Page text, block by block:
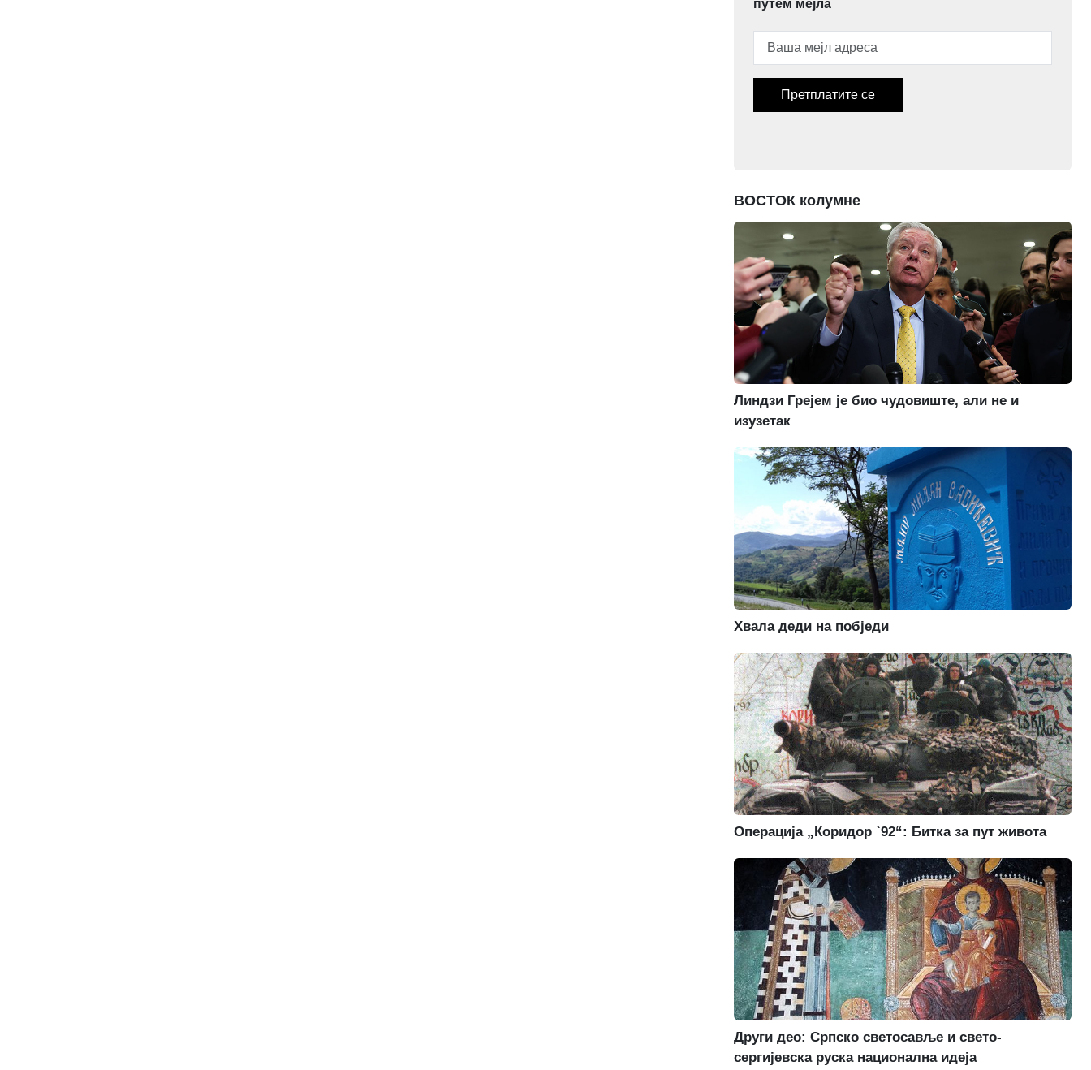
путем мејла
Претплатите се
ВОСТОК колумне
Линдзи Грејем је био чудовиште, али не и
изузетак
Хвала деди на побједи
Операција „Коридор `92“: Битка за пут живота
Други део: Српско светосавље и свето-
сергијевска руска национална идеја